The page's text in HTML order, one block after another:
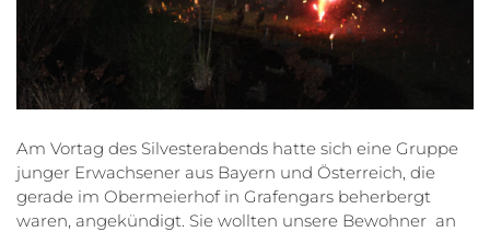
Am Vortag des Silvesterabends hatte sich eine Gruppe
junger Erwachsener aus Bayern und Österreich, die
gerade im Obermeierhof in Grafengars beherbergt
waren, angekündigt. Sie wollten unsere Bewohner an